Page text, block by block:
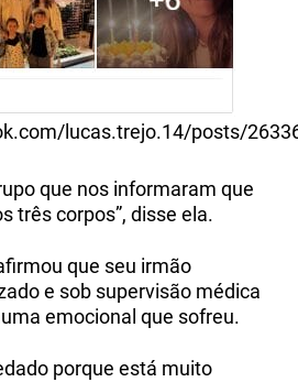
lucas.trejo.14/posts/
que nos informaram que
três corpos”, disse ela.
que seu irmão
e sob supervisão médica
emocional que sofreu.
porque está muito